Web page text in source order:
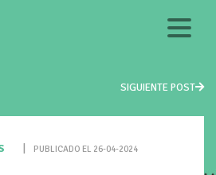
SIGUIENTE POST
PUBLICADO EL 26-04-2024